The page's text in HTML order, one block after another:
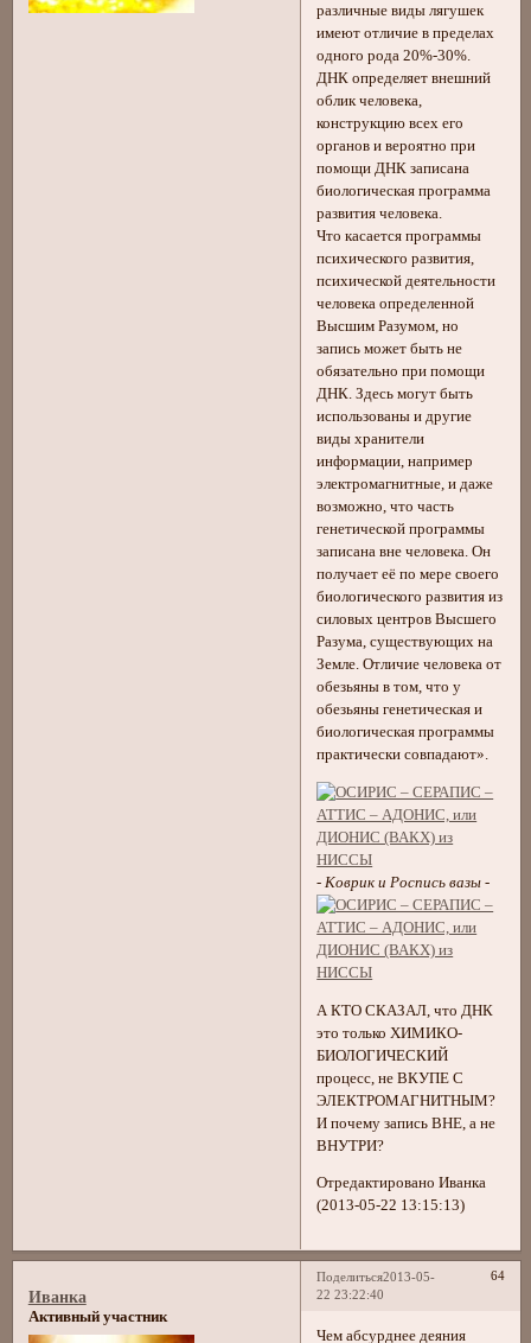
различные виды лягушек
имеют отличие в пределах
одного рода 20%-30%.
ДНК определяет внешний
облик человека,
конструкцию всех его
органов и вероятно при
помощи ДНК записана
биологическая программа
развития человека.
Что касается программы
психического развития,
психической деятельности
человека определенной
Высшим Разумом, но
запись может быть не
обязательно при помощи
ДНК. Здесь могут быть
использованы и другие
виды хранители
информации, например
электромагнитные, и даже
возможно, что часть
генетической программы
записана вне человека. Он
получает её по мере своего
биологического развития из
силовых центров Высшего
Разума, существующих на
Земле. Отличие человека от
обезьяны в том, что у
обезьяны генетическая и
биологическая программы
практически совпадают».
- Коврик и Роспись вазы -
А КТО СКАЗАЛ, что ДНК
это только ХИМИКО-
БИОЛОГИЧЕСКИЙ
процесс, не ВКУПЕ С
ЭЛЕКТРОМАГНИТНЫМ?
И почему запись ВНЕ, а не
ВНУТРИ?
Отредактировано Иванка
(2013-05-22 13:15:13)
Поделиться 64
2013-05-
22 23:22:40
Иванка
Активный участник
Чем абсурднее деяния